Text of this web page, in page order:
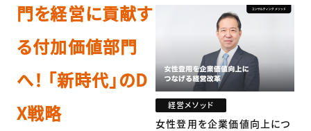
門を経営に貢献す
る付加価値部門
へ！ 「新時代」のD
X戦略
経営メソッド
女性登用を企業価値向上につ